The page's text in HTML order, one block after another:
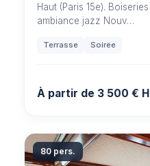
Haut (Paris 15e).
ambiance jazz Nouv…
Terrasse Soirée
À partir de 3 500 €
80 pers.